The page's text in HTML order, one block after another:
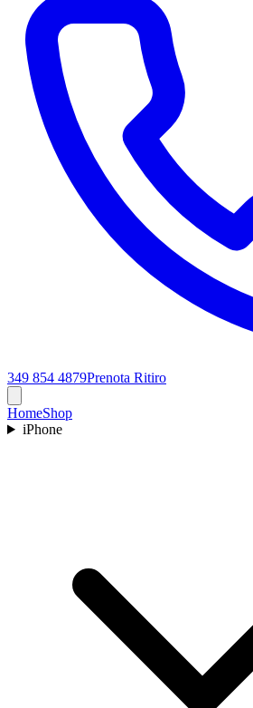
349 854 4879Prenota Ritiro
HomeShop
iPhone